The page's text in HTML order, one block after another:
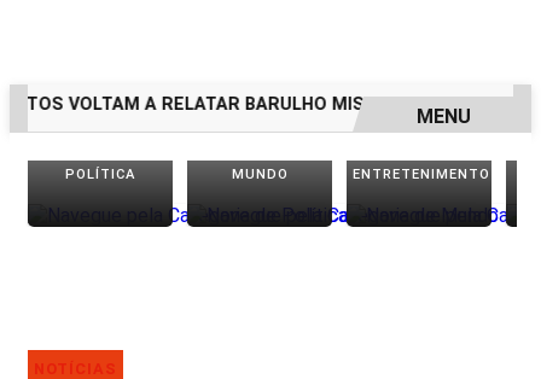
VOLTAM A RELATAR BARULHO MISTERIOSO VINDO DO
EM ALTA
MENU
POLÍTICA MUNDO ENTRETENIMENTO
NOTÍCIAS